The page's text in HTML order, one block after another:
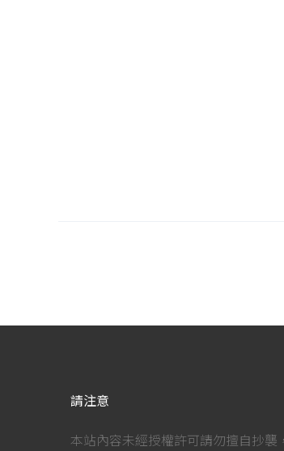
請注意
本站內容未經授權許可請勿擅自抄襲